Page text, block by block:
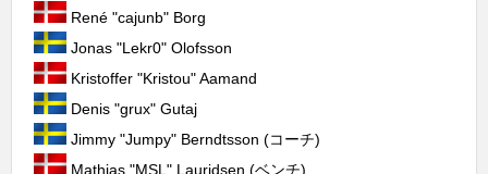
René "cajunb" Borg
Jonas "⁠Lekr0⁠" Olofsson
Kristoffer "⁠Kristou⁠" Aamand
Denis "⁠grux⁠" Gutaj
Jimmy "Jumpy" Berndtsson (コーチ)
Mathias "MSL" Lauridsen (ベンチ)